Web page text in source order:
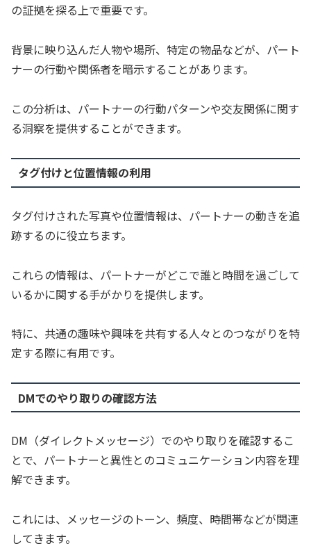
の証拠を探る上で重要です。
背景に映り込んだ人物や場所、特定の物品などが、パート
ナーの行動や関係者を暗示することがあります。
この分析は、パートナーの行動パターンや交友関係に関す
る洞察を提供することができます。
タグ付けと位置情報の利用
タグ付けされた写真や位置情報は、パートナーの動きを追
跡するのに役立ちます。
これらの情報は、パートナーがどこで誰と時間を過ごして
いるかに関する手がかりを提供します。
特に、共通の趣味や興味を共有する人々とのつながりを特
定する際に有用です。
DMでのやり取りの確認方法
DM（ダイレクトメッセージ）でのやり取りを確認するこ
とで、パートナーと異性とのコミュニケーション内容を理
解できます。
これには、メッセージのトーン、頻度、時間帯などが関連
してきます。